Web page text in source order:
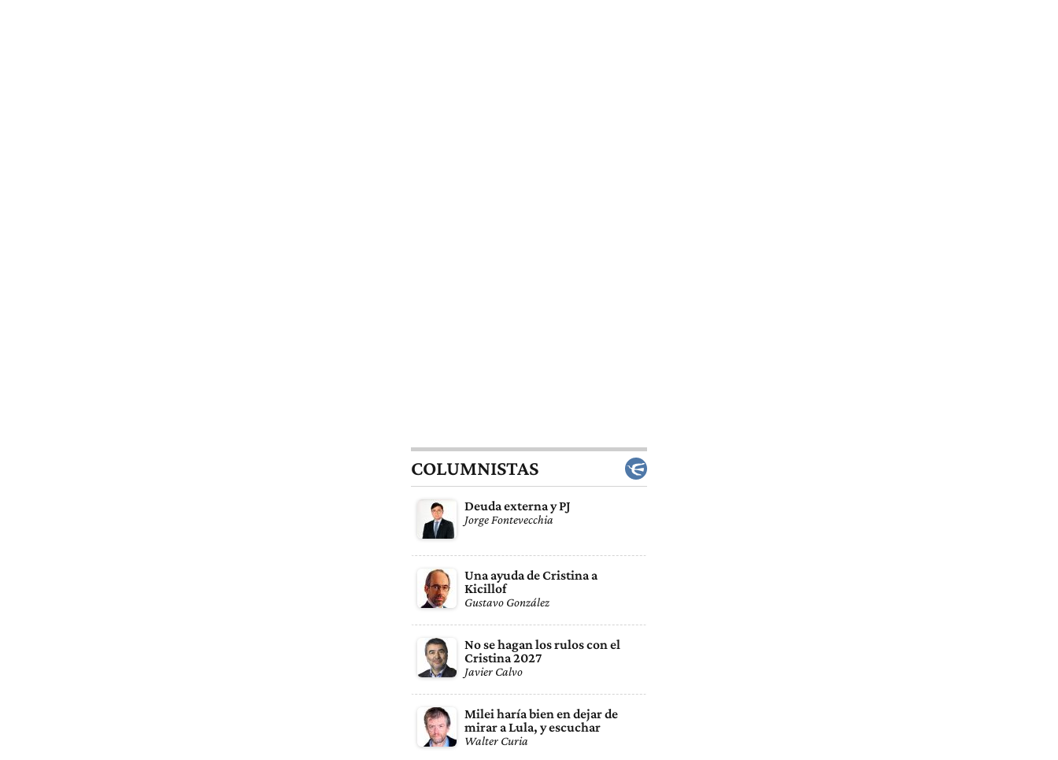
COLUMNISTAS
Deuda externa y PJ
Jorge Fontevecchia
Una ayuda de Cristina a
Kicillof
Gustavo González
No se hagan los rulos con el
Cristina 2027
Javier Calvo
Milei haría bien en dejar de
mirar a Lula, y escuchar
Walter Curia